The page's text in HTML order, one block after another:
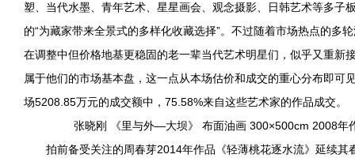
塑、当代水墨、青年艺术、星星画会、观念摄影、日韩艺术等多子
的“为藏家带来全景式的多样化收藏选择”。不过随着市场热点的多
在调整中但价格地基更稳固的老一辈当代艺术明星们，似乎又重新
属于他们的市场基本盘，这一点从本场估价和成交的重心分布即可
场5208.85万元的成交额中，75.58%来自这些艺术家的作品成交。
张晓刚 《里与外—大坝》 布面油画 300×500cm 2008年
拍前备受关注的周春芽2014年作品《轻薄桃花逐水流》延续其